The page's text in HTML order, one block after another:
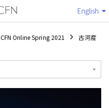
English
CFN Online Spring 2021
古河産